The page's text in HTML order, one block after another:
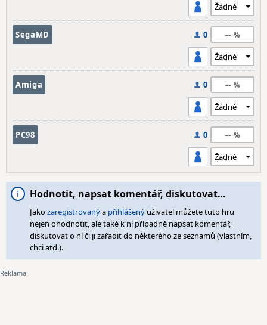
SegaMD 0 --
Amiga 0 --
PC98 0 --
Hodnotit, napsat komentář, diskutovat…
Jakozaregistrovanýa přihlášený uživatel můžete tuto hru
nejen ohodnotit, ale také k ní případně napsat komentář,
diskutovat o ní či ji zařadit do některého ze seznamů (vlastním,
chci atd.).